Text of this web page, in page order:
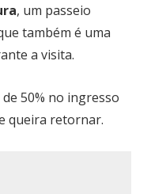
, um passeio
também é uma
a visita.
50% no ingresso
queira retornar.